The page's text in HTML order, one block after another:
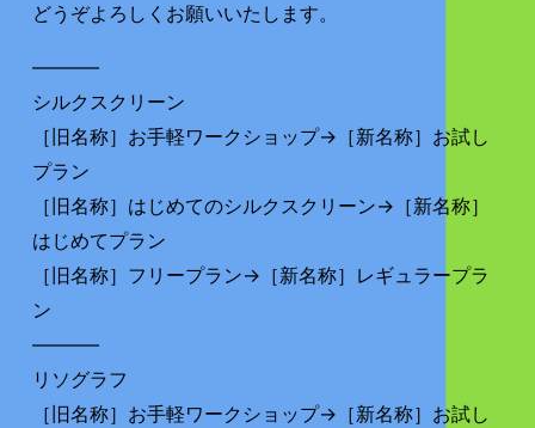
どうぞよろしくお願いいたします。
———–
シルクスクリーン
［旧名称］お手軽ワークショップ→［新名称］お試し
プラン
［旧名称］はじめてのシルクスクリーン→［新名称］
はじめてプラン
［旧名称］フリープラン→［新名称］レギュラープラ
ン
———–
リソグラフ
［旧名称］お手軽ワークショップ→［新名称］お試し